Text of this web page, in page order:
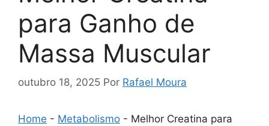
para Ganho de
Massa Muscular
outubro 18, 2025 Por Rafael Moura
Home - Metabolismo - Melhor Creatina para